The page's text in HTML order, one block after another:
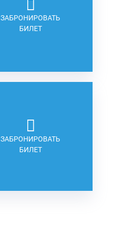
ЗАБРОНИРОВАТЬ
БИЛЕТ
ЗАБРОНИРОВАТЬ
БИЛЕТ